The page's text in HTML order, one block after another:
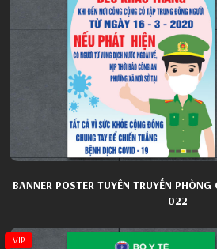
BANNER POSTER TUYÊN TRUYỀN PHÒNG
022
VIP